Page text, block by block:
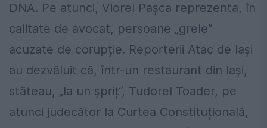
DNA. Pe atunci, Viorel Pașca reprezenta, în
calitate de avocat, persoane „grele“
acuzate de corupție. Reporterii Atac de Iași
au dezvăluit că, într-un restaurant din Iași,
stăteau, „la un șpriț“, Tudorel Toader, pe
atunci judecător la Curtea Constituțională,